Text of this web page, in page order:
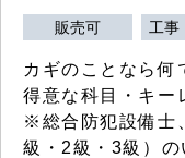
販売可 工事
カギのことなら何
得意な科目・キ
※総合防犯設備士
級・2級・3級）の